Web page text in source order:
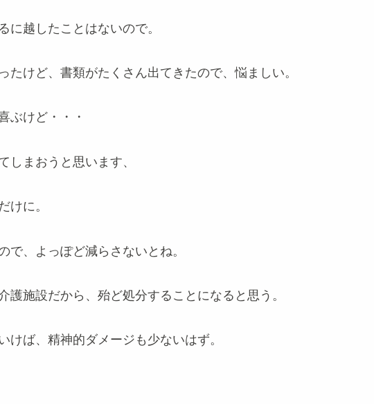
に越したことはないので。
たけど、書類がたくさん出てきたので、悩ましい。
ぶけど・・・
しまおうと思います、
けに。
で、よっぽど減らさないとね。
護施設だから、殆ど処分することになると思う。
けば、精神的ダメージも少ないはず。